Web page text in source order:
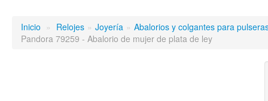
Inicio » Relojes » Joyería » Abalorios y colgantes para
Pandora 79259 - Abalorio de mujer de plata de ley